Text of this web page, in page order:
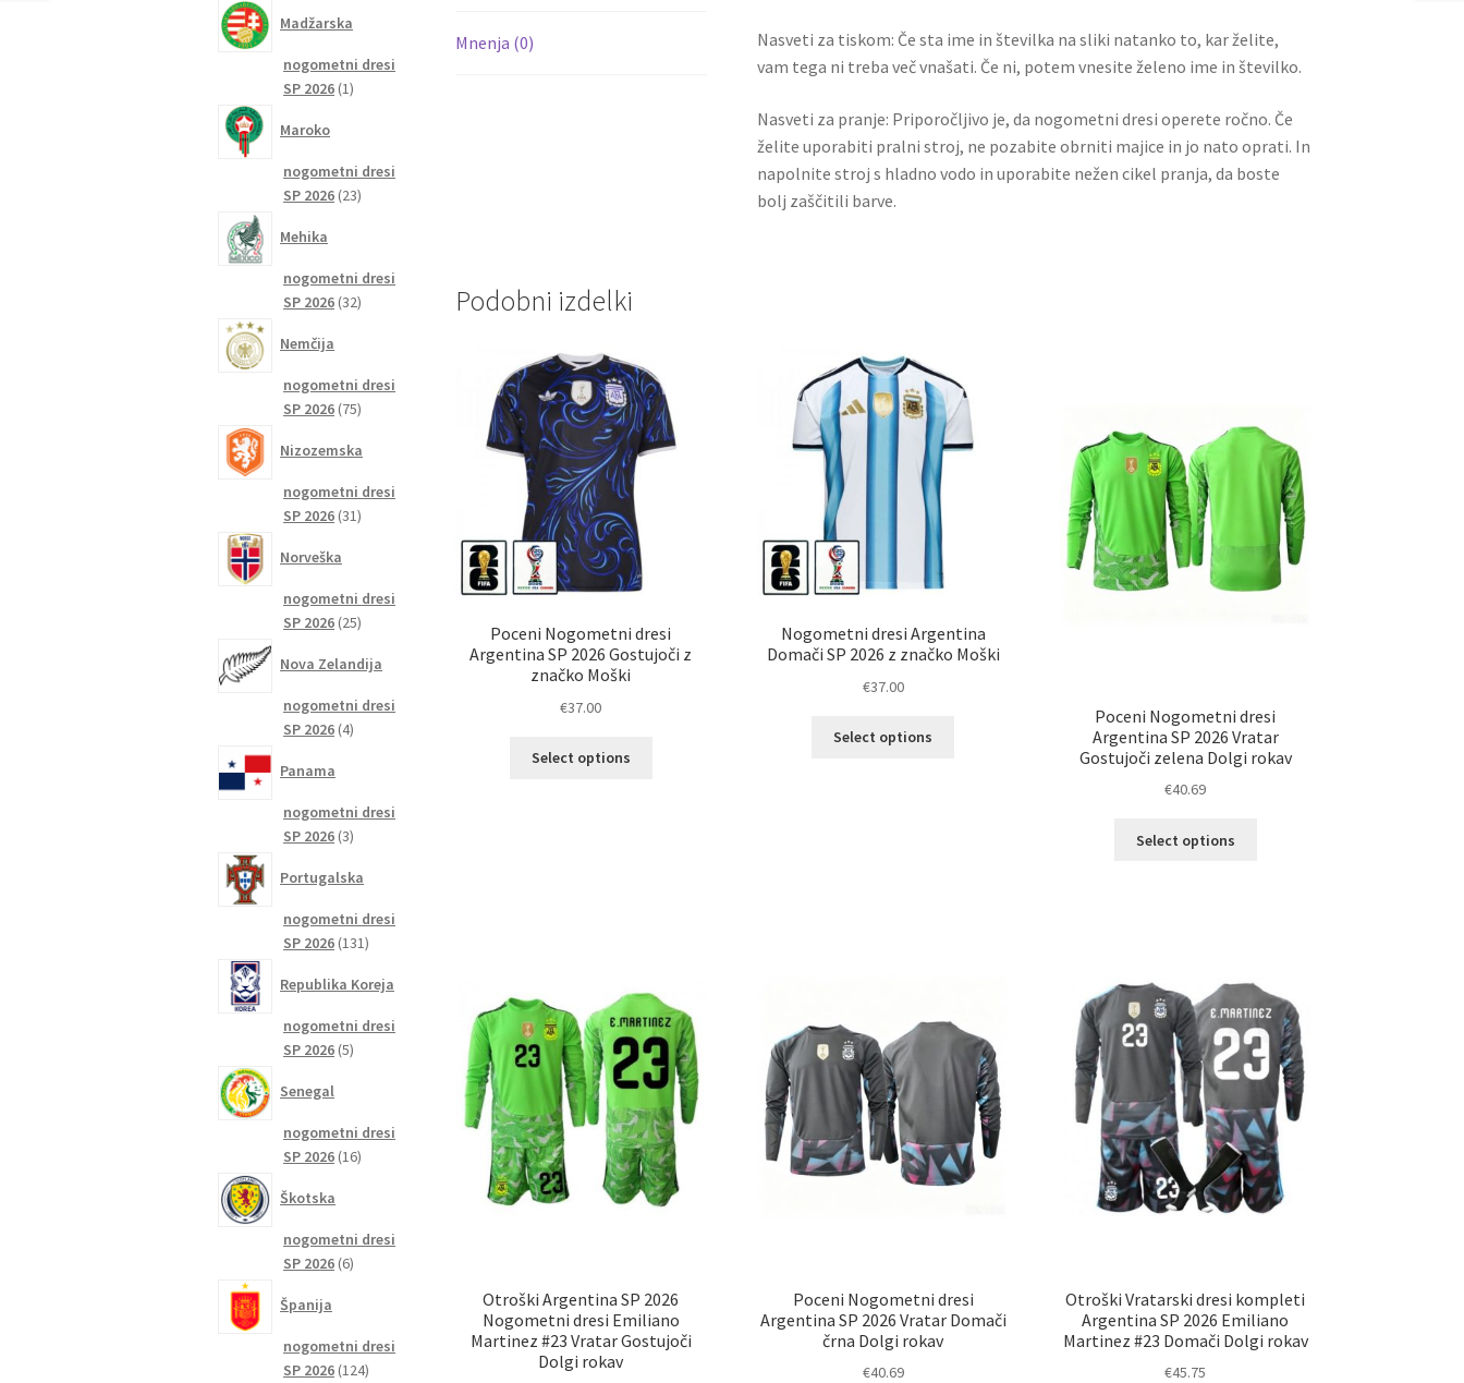
Mnenja (0)
Nasveti za tiskom: Če sta ime in številka na sliki natanko to, kar želite,
vam tega ni treba več vnašati. Če ni, potem vnesite želeno ime in številko.
Nasveti za pranje: Priporočljivo je, da nogometni dresi operete ročno. Če
želite uporabiti pralni stroj, ne pozabite obrniti majice in jo nato oprati. In
napolnite stroj s hladno vodo in uporabite nežen cikel pranja, da boste
bolj zaščitili barve.
Podobni izdelki
Poceni Nogometni dresi
Argentina SP 2026 Gostujoči z
značko Moški
€37.00
Select options
Nogometni dresi Argentina
Domači SP 2026 z značko Moški
€37.00
Select options
Poceni Nogometni dresi
Argentina SP 2026 Vratar
Gostujoči zelena Dolgi rokav
€40.69
Select options
izberete
na
strani
izdelka
Otroški Argentina SP 2026
Nogometni dresi Emiliano
Martinez #23 Vratar Gostujoči
Dolgi rokav
Poceni Nogometni dresi
Argentina SP 2026 Vratar Domači
črna Dolgi rokav
€40.69
Otroški Vratarski dresi kompleti
Argentina SP 2026 Emiliano
Martinez #23 Domači Dolgi rokav
€45.75
Madžarska
nogometni dresi
SP 2026 11
Maroko
nogometni dresi
SP 2026 2323
Mehika
nogometni dresi
SP 2026 3232
Nemčija
nogometni dresi
SP 2026 7575
Nizozemska
nogometni dresi
SP 2026 3131
Norveška
nogometni dresi
SP 2026 2525
Nova Zelandija
nogometni dresi
SP 2026 44
Panama
nogometni dresi
SP 2026 33
Portugalska
nogometni dresi
SP 2026 131131
Republika Koreja
nogometni dresi
SP 2026 55
Senegal
nogometni dresi
SP 2026 1616
Škotska
nogometni dresi
SP 2026 66
Španija
nogometni dresi
SP 2026 124124